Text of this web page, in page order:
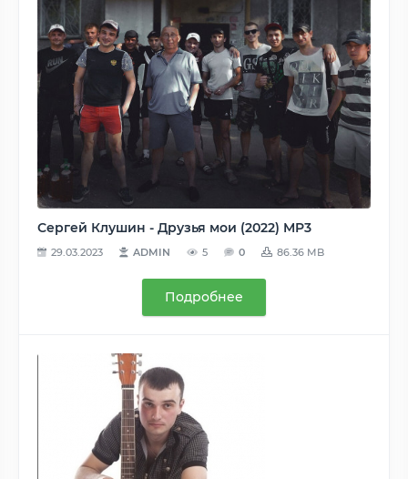
Сергей Клушин - Друзья мои (2022) MP3
29.03.2023 ADMIN 5 0 86.36 MB
Подробнее